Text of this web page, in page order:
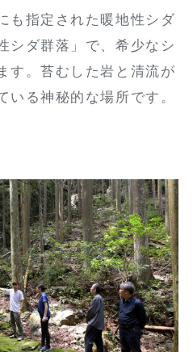
も指定された暖地性シダ
シダ群落」で、希少なシ
す。苔むした岩と清流が
いる神秘的な場所です。